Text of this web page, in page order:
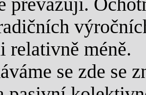
převažují.
relativně méně.
se zde se